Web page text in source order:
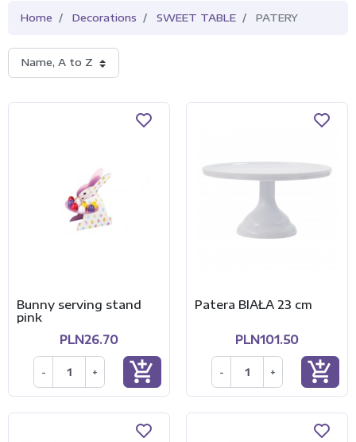
Home Decorations SWEET TABLE PATERY
Name, A to Z
Bunny serving stand
pink
PLN26.70
- + add_shopping_cart
Patera BIAŁA 23 cm
PLN101.50
- + add_shopping_cart